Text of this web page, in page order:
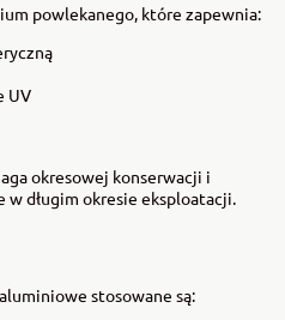
powlekanego, które zapewnia:
UV
okresowej konserwacji i
długim okresie eksploatacji.
stosowane są: